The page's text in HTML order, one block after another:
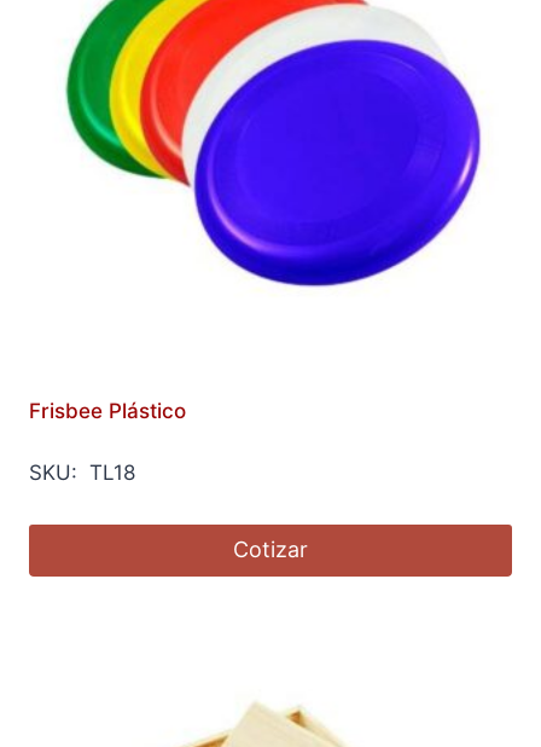
Frisbee Plástico
SKU: TL18
Cotizar